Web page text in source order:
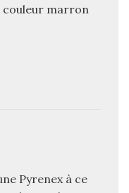
couleur marron
Pyrenex à ce